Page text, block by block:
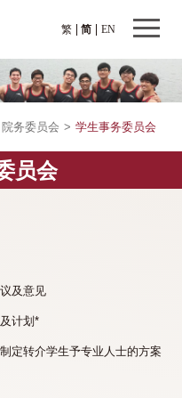
繁 EN
简
院务委员会 > 学生事务委员会
员会
及意见
计划*
定转介学生予专业人士的方案